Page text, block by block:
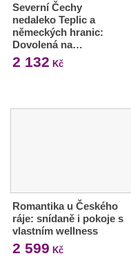
Severní Čechy
nedaleko Teplic a
německých hranic:
Dovolená na…
2 132 Kč
Romantika u Českého
ráje: snídaně i pokoje s
vlastním wellness
2 599 Kč